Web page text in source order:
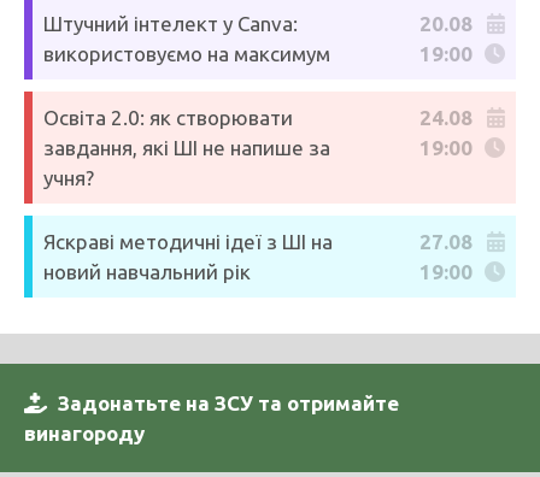
Штучний інтелект у Canva:
використовуємо на максимум
20.08
19:00
Освіта 2.0: як створювати
завдання, які ШІ не напише за
учня?
24.08
19:00
Яскраві методичні ідеї з ШІ на
новий навчальний рік
27.08
19:00
Задонатьте на ЗСУ та отримайте
винагороду